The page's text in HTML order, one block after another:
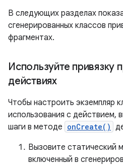
В следующих разделах
сгенерированных классов
фрагментах.
Используйте привязку
действиях
Чтобы настроить экземпляр
использования с действием,
шаги в методе onCreate()
Вызовите статический
включенный в